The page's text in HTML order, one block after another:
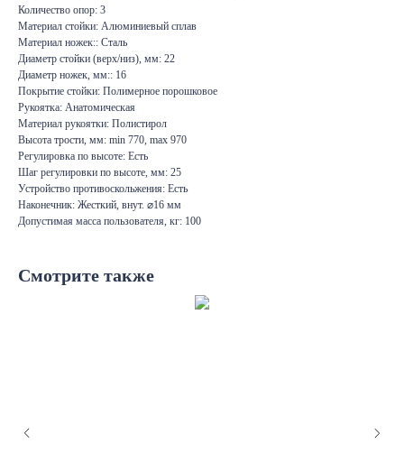
Количество опор: 3
Материал стойки: Алюминиевый сплав
Материал ножек:: Сталь
Диаметр стойки (верх/низ), мм: 22
Диаметр ножек, мм:: 16
Покрытие стойки: Полимерное порошковое
Рукоятка: Анатомическая
Материал рукоятки: Полистирол
Высота трости, мм: min 770, max 970
Регулировка по высоте: Есть
Шаг регулировки по высоте, мм: 25
Устройство противоскольжения: Есть
Наконечник: Жесткий, внут. ⌀16 мм
Допустимая масса пользователя, кг: 100
Смотрите также